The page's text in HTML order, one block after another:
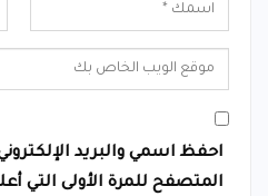
احفظ اسمي والبريد
المتصفح للمرة الأولى التي